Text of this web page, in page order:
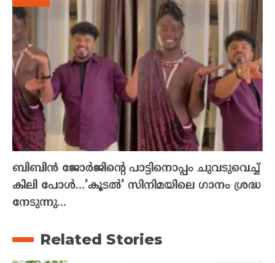
ബിബിൻ ജോർജിന്റെ പാട്ടിനൊപ്പം ചുവടുവെച്ച്
കിലി പോൾ…’കൂടൽ’ സിനിമയിലെ ഗാനം ശ്രദ്ധ
നേടുന്നു…
Related Stories